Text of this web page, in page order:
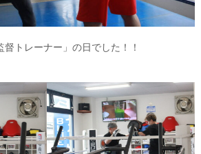
トレーナー」の日でした！！